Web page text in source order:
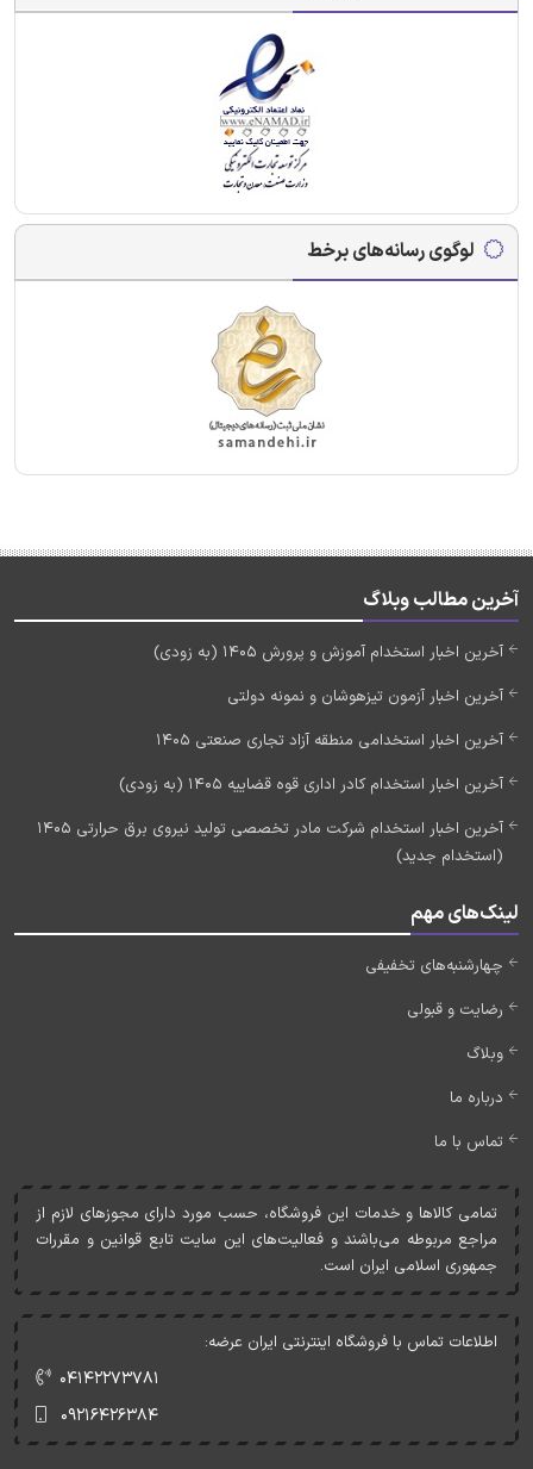
لوگوی رسانه‌های برخط
آخرین مطالب وبلاگ
آخرین اخبار استخدام آموزش و پرورش 1405 (به زودی)
آخرین اخبار آزمون تیزهوشان و نمونه دولتی
آخرین اخبار استخدامی منطقه آزاد تجاری صنعتی 1405
آخرین اخبار استخدام کادر اداری قوه قضاییه 1405 (به زودی)
آخرین اخبار استخدام شرکت مادر تخصصی تولید نیروی برق حرارتی 1405
(استخدام جدید)
لینک‌های مهم
چهارشنبه‌های تخفیفی
رضایت و قبولی
وبلاگ
درباره ما
تماس با ما
تمامی کالاها و خدمات اين فروشگاه، حسب مورد دارای مجوزهای لازم از
مراجع مربوطه می‌باشند و فعاليت‌های اين سايت تابع قوانين و مقررات
جمهوری اسلامی ايران است.
اطلاعات تماس با فروشگاه اینترنتی ایران عرضه:
۰۴۱۴۲۲۷۳۷۸۱
۰۹۲۱۶۴۲۶۳۸۴